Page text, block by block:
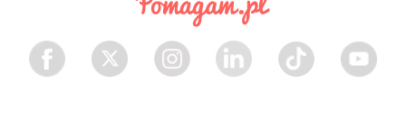
Facebook Twitter Instagram LinkedIn TikTok Youtube